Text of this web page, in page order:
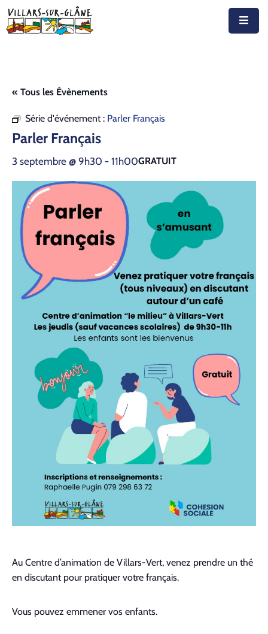
Autorités
Prestations
Documents
Découvrir
Emplois
Contact
« Tous les Évènements
Série d'événement : Parler Français
Parler Français
3 septembre @ 9h30 - 11h00GRATUIT
Au Centre d’animation de Villars-Vert, venez prendre un thé
en discutant pour pratiquer votre français.
Vous pouvez emmener vos enfants.